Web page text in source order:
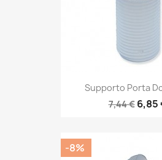
Supporto Porta
7,44 € 6,85
-8%